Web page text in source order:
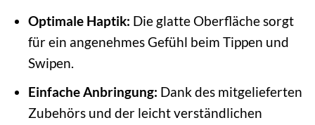
Optimale Haptik: Die glatte Oberfläche sorgt
für ein angenehmes Gefühl beim Tippen und
Swipen.
Einfache Anbringung: Dank des mitgelieferten
Zubehörs und der leicht verständlichen